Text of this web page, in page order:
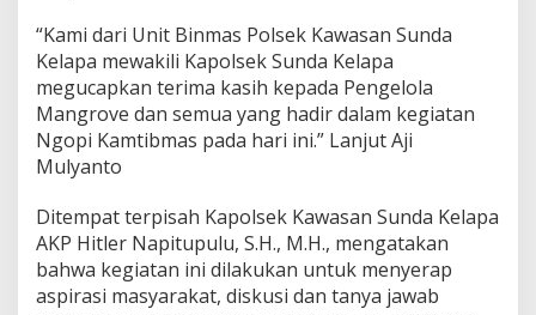
“Kami dari Unit Binmas Polsek Kawasan Sunda
Kelapa mewakili Kapolsek Sunda Kelapa
megucapkan terima kasih kepada Pengelola
Mangrove dan semua yang hadir dalam kegiatan
Ngopi Kamtibmas pada hari ini.” Lanjut Aji
Mulyanto
Ditempat terpisah Kapolsek Kawasan Sunda Kelapa
AKP Hitler Napitupulu, S.H., M.H., mengatakan
bahwa kegiatan ini dilakukan untuk menyerap
aspirasi masyarakat, diskusi dan tanya jawab